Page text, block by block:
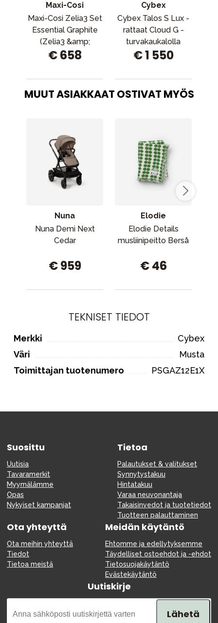
Maxi-Cosi
Maxi-Cosi Zelia3 Set
Essential Graphite
(Zelia3 &amp;
Cabriofix I-Size)
€ 658
Cybex
Cybex Talos S Lux -
rattaat Cloud G -
turvakaukalolla
€ 1 550
MUUT ASIAKKAAT OSTIVAT MYÖS
Nuna
Nuna Demi Next
Cedar
€ 959
Elodie
Elodie Details
musliinipeitto Berså
€ 46
TEKNISET TIEDOT
Merkki
Cybex
Väri
Musta
Toimittajan tuotenumero
PSGAZ12E1X
Suosittu
Uutisia
Tavaramerkit
Myymälämme
Opas
Nykyiset kampanjat
Tietoa
Palautukset & valitukset
Synnytystakuu
Hintatakuu
Varaa neuvonantaja
Takaisinvedot ja tuotetiedot
Tuotteen palauttaminen
Ota yhteyttä
Ota meihin yhteyttä
Tiedot
Tietoa meistä
Meidän käytäntö
Ehtomme ja edellytyksemme
Täydelliset ostoehdot ja -ehdot
Tietosuojakäytäntö
Evästekäytäntö
Uutiskirje
Lähetä